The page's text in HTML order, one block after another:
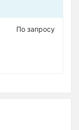
По запросу